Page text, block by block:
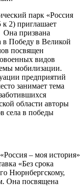
парк «Россия
2) приглашает
Она призвана
в Победу в Великой
посвящен
видов
мобилизации.
предприятий
занимает тема
области авторы
села в победы
– моя история»
«Без срока
Нюрнбергскому,
Она посвящена